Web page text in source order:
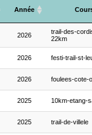
Année
2026
trail-des-
22km
2026 festi-trail-st-
2026 foulees-cote-
2025 10km-etang-
2025 trail-de-villele